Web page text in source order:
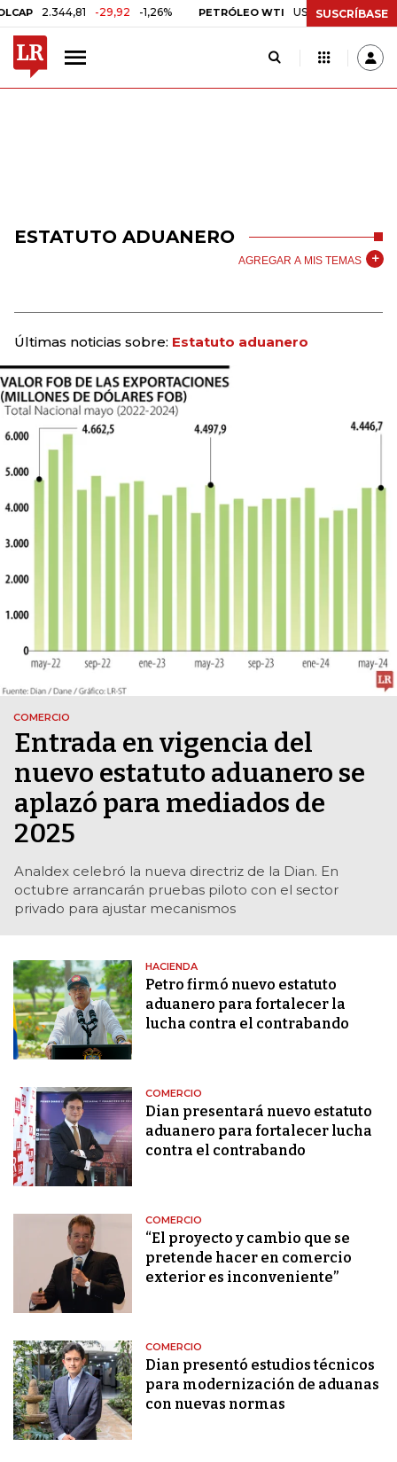
2.344,81 -29,92 -1,26% PETRÓLEO WTI US$ 75,09 -US$ 0,24
SUSCRÍBASE
ESTATUTO ADUANERO
AGREGAR A MIS TEMAS
Últimas noticias sobre: Estatuto aduanero
COMERCIO
Entrada en vigencia del
nuevo estatuto aduanero se
aplazó para mediados de
2025
Analdex celebró la nueva directriz de la Dian. En
octubre arrancarán pruebas piloto con el sector
privado para ajustar mecanismos
HACIENDA
Petro firmó nuevo estatuto
aduanero para fortalecer la
lucha contra el contrabando
COMERCIO
Dian presentará nuevo estatuto
aduanero para fortalecer lucha
contra el contrabando
COMERCIO
“El proyecto y cambio que se
pretende hacer en comercio
exterior es inconveniente”
COMERCIO
Dian presentó estudios técnicos
para modernización de aduanas
con nuevas normas